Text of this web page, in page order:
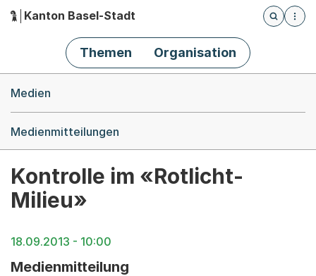
Hauptnavigation
Kanton Basel-Stadt
Öffnet
Themen Organisation
Medien
Medienmitteilungen
Kontrolle im «Rotlicht-
Milieu»
18.09.2013 - 10:00
Medienmitteilung